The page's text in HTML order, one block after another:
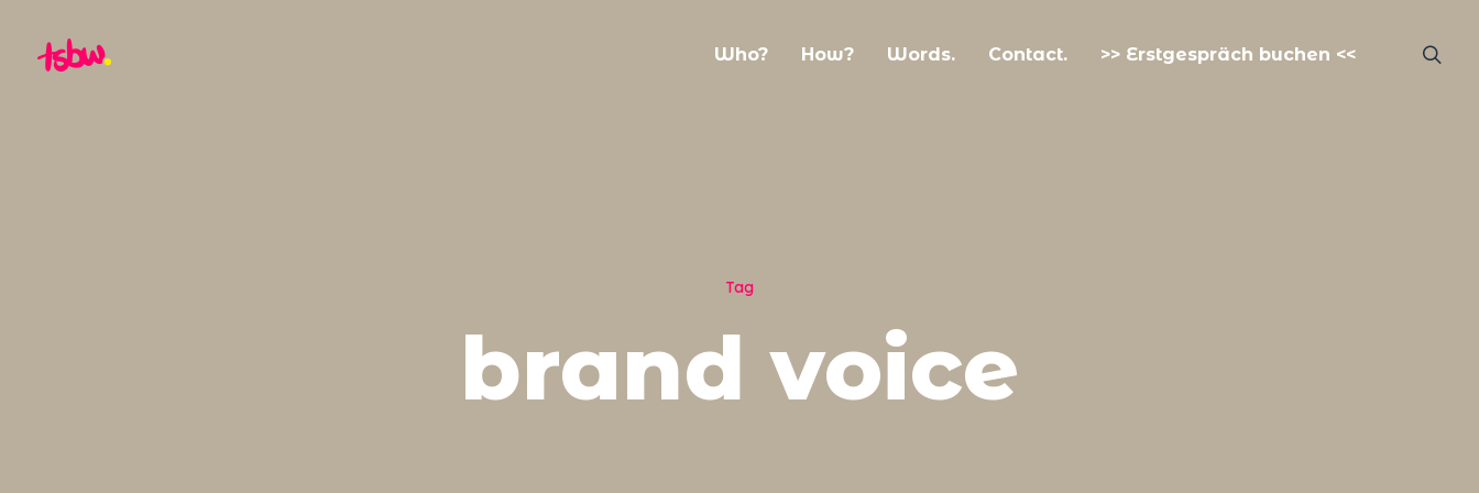
Who? How? Words. Contact. >> Erstgespräch buchen <<
Tag
brand voice